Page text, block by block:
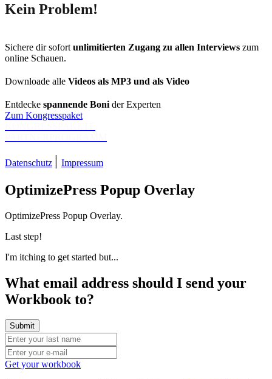
Kein Problem!
Sichere dir sofort unlimitierten Zugang zu allen Interviews zum
online Schauen.
Downloade alle Videos als MP3 und als Video
Entdecke spannende Boni der Experten
Zum Kongresspaket
Datenschutz | Impressum
OptimizePress Popup Overlay
OptimizePress Popup Overlay.
Last step!
I'm itching to get started but...
What email address should I send your
Workbook to?
Get your workbook